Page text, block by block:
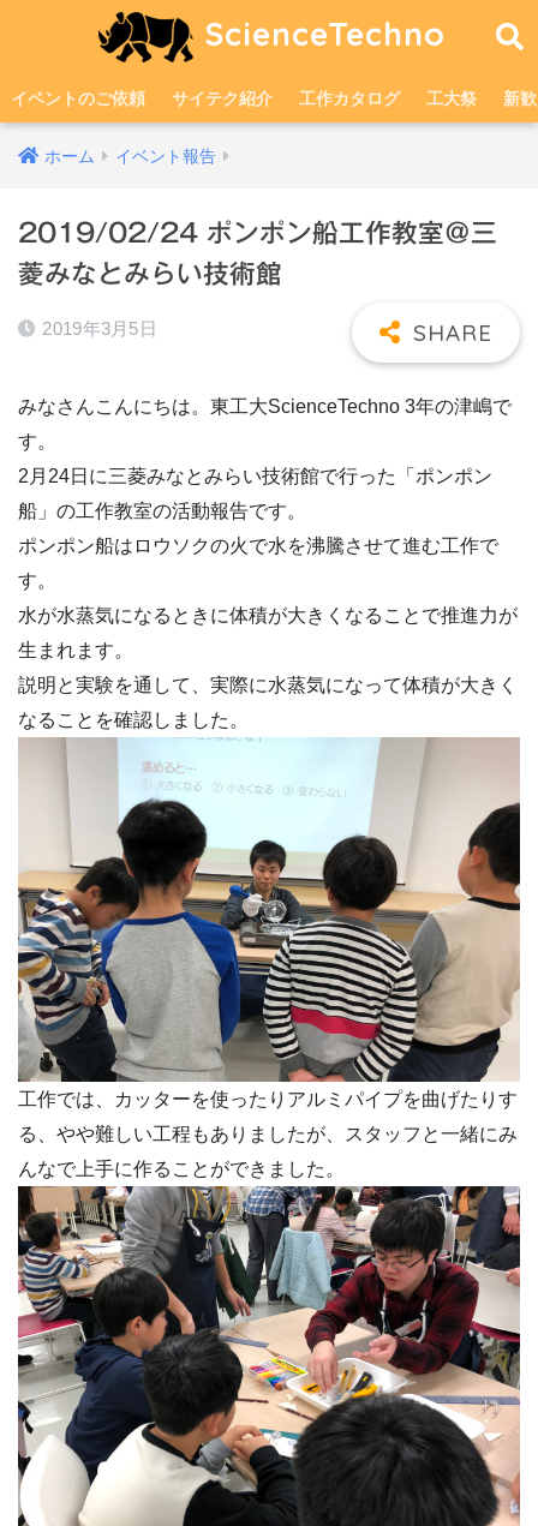
ScienceTechno
イベントのご依頼 サイテク紹介 工作カタログ 工大祭 新歓
ホーム イベント報告
2019/02/24 ポンポン船工作教室＠三
菱みなとみらい技術館
2019年3月5日
みなさんこんにちは。東工大ScienceTechno 3年の津嶋で
す。
2月24日に三菱みなとみらい技術館で行った「ポンポン
船」の工作教室の活動報告です。
ポンポン船はロウソクの火で水を沸騰させて進む工作で
す。
水が水蒸気になるときに体積が大きくなることで推進力が
生まれます。
説明と実験を通して、実際に水蒸気になって体積が大きく
なることを確認しました。
工作では、カッターを使ったりアルミパイプを曲げたりす
る、やや難しい工程もありましたが、スタッフと一緒にみ
んなで上手に作ることができました。